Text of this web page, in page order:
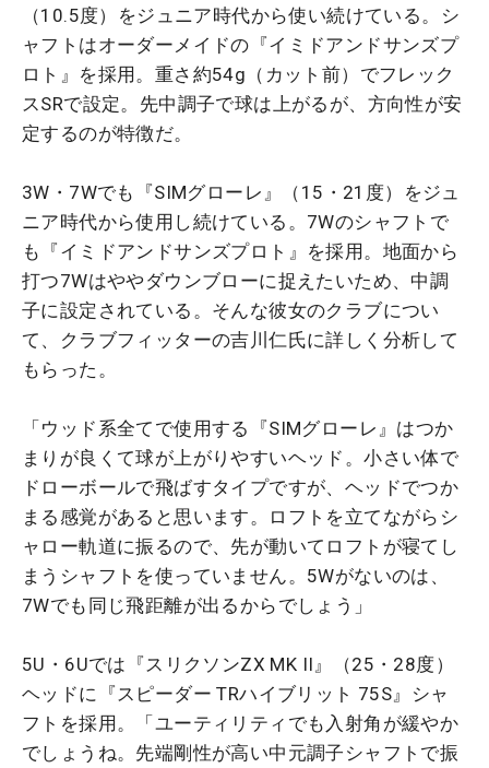
（10.5度）をジュニア時代から使い続けている。シ
ャフトはオーダーメイドの『イミドアンドサンズプ
ロト』を採用。重さ約54g（カット前）でフレック
スSRで設定。先中調子で球は上がるが、方向性が安
定するのが特徴だ。
3W・7Wでも『SIMグローレ』（15・21度）をジュ
ニア時代から使用し続けている。7Wのシャフトで
も『イミドアンドサンズプロト』を採用。地面から
打つ7Wはややダウンブローに捉えたいため、中調
子に設定されている。そんな彼女のクラブについ
て、クラブフィッターの吉川仁氏に詳しく分析して
もらった。
「ウッド系全てで使用する『SIMグローレ』はつか
まりが良くて球が上がりやすいヘッド。小さい体で
ドローボールで飛ばすタイプですが、ヘッドでつか
まる感覚があると思います。ロフトを立てながらシ
ャロー軌道に振るので、先が動いてロフトが寝てし
まうシャフトを使っていません。5Wがないのは、
7Wでも同じ飛距離が出るからでしょう」
5U・6Uでは『スリクソンZX MK II』（25・28度）
ヘッドに『スピーダー TRハイブリット 75S』シャ
フトを採用。「ユーティリティでも入射角が緩やか
でしょうね。先端剛性が高い中元調子シャフトで振